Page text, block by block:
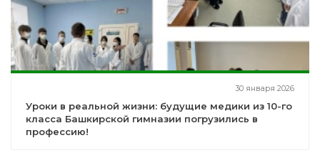
30 января 2026
Уроки в реальной жизни: будущие медики из 10-го
класса Башкирской гимназии погрузились в
профессию!